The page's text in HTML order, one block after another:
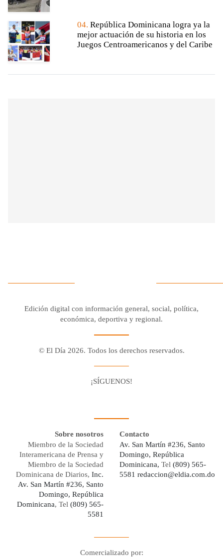
04. República Dominicana logra ya la
mejor actuación de su historia en los
Juegos Centroamericanos y del Caribe
Edición digital con información general, social, política,
económica, deportiva y regional.
© El Día 2026. Todos los derechos reservados.
¡SÍGUENOS!
Sobre nosotros
Miembro de la Sociedad
Interamericana de Prensa y
Miembro de la Sociedad
Dominicana de Diarios, Inc.
Av. San Martín #236, Santo
Domingo, República
Dominicana, Tel (809) 565-
5581
Contacto
Av. San Martín #236, Santo
Domingo, República
Dominicana, Tel (809) 565-
5581 redaccion@eldia.com.do
Comercializado por: